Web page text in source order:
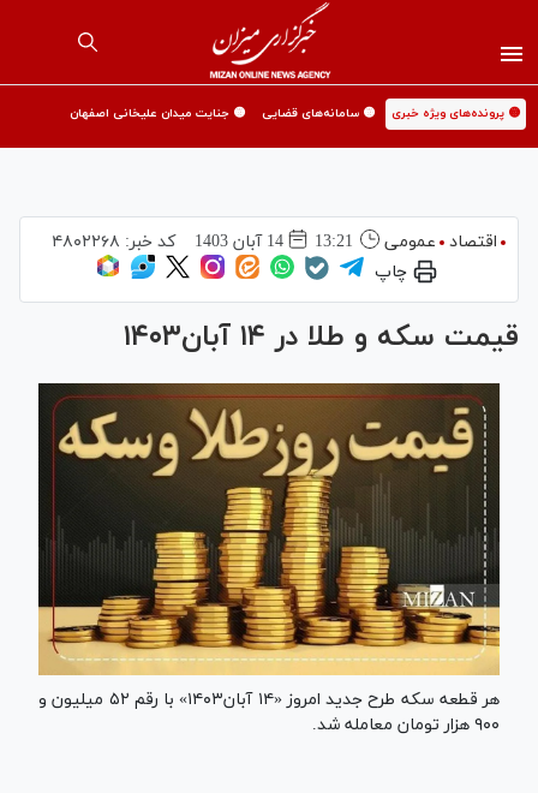
🟡 پرونده‌های ویژه خبری 🟡 سامانه‌های قضایی 🟡 جنایت میدان علیخانی اصفهان
اقتصاد عمومی 13:21 14 آبان 1403 کد خبر: ۴۸۰۲۲۶۸
چاپ
قیمت سکه و طلا در ۱۴ آبان۱۴۰۳
هر قطعه سکه طرح جدید امروز «۱۴ آبان۱۴۰۳» با رقم ۵۲ میلیون و
۹۰۰ هزار تومان معامله شد.